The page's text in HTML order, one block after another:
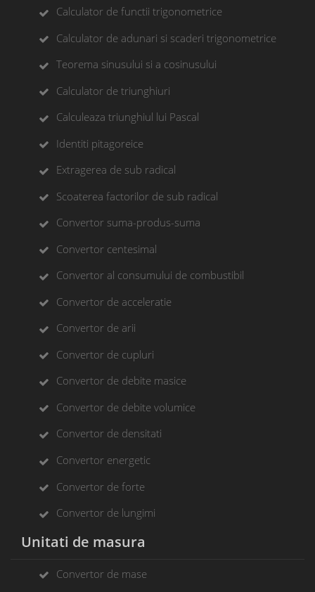
Calculator de functii trigonometrice
Calculator de adunari si scaderi trigonometrice
Teorema sinusului si a cosinusului
Calculator de triunghiuri
Calculeaza triunghiul lui Pascal
Identiti pitagoreice
Extragerea de sub radical
Scoaterea factorilor de sub radical
Convertor suma-produs-suma
Convertor centesimal
Convertor al consumului de combustibil
Convertor de acceleratie
Convertor de arii
Convertor de cupluri
Convertor de debite masice
Convertor de debite volumice
Convertor de densitati
Convertor energetic
Convertor de forte
Convertor de lungimi
Unitati de masura
Convertor de mase